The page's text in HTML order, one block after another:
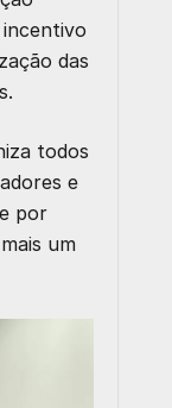
das
todos
e
por
um